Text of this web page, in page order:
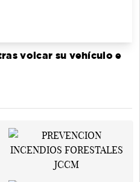
volcar su vehículo e